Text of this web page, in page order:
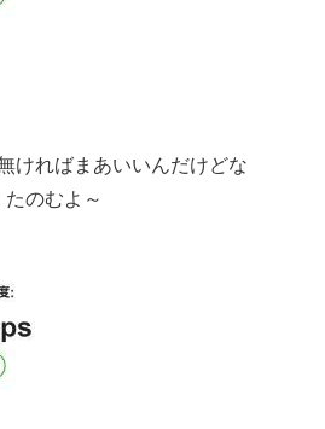
ければまあいいんだけどな
のむよ～